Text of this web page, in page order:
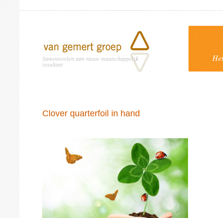
Samenwerken aan nieuw maatschappelijk
resultaat
Clover quarterfoil in hand